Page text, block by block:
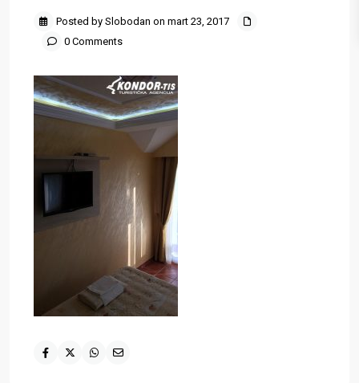
Posted by Slobodan on mart 23, 2017
0 Comments